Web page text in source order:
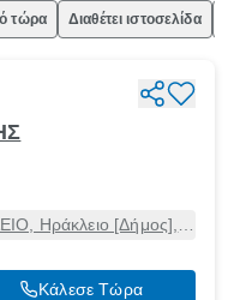
τώρα Διαθέτει ιστοσελίδα
Ηράκλειο [Δήμος],
Κάλεσε Τώρα